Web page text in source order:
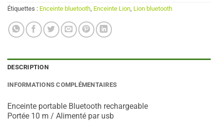
Étiquettes : Enceinte bluetooth, Enceinte Lion, Lion bluetooth
DESCRIPTION
INFORMATIONS COMPLÉMENTAIRES
Enceinte portable Bluetooth rechargeable
Portée 10 m / Alimenté par usb